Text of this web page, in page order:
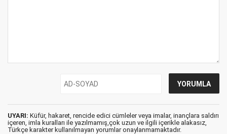
UYARI: Küfür, hakaret, rencide edici cümleler veya imalar, inançlara saldırı
içeren, imla kuralları ile yazılmamış,çok uzun ve ilgili içerikle alakasız,
Türkçe karakter kullanılmayan yorumlar onaylanmamaktadır.